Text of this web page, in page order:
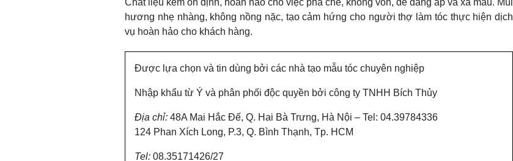
hương nhẹ nhàng, không nồng nặc, tạo cảm hứng cho người thợ làm tóc thực hiện dịch
vụ hoàn hảo cho khách hàng.
Được lựa chọn và tin dùng bởi các nhà tạo mẫu tóc chuyên nghiệp
Nhập khẩu từ Ý và phân phối độc quyền bởi công ty TNHH Bích Thủy
Địa chỉ: 48A Mai Hắc Đế, Q. Hai Bà Trưng, Hà Nội – Tel: 04.39784336
124 Phan Xích Long, P.3, Q. Bình Thạnh, Tp. HCM
Tel: 08.35171426/27